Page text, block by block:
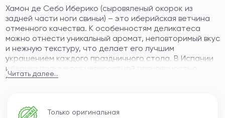
Хамон де Себо Иберико (сыровяленый окорок из
задней части ноги свиньи) – это иберийская ветчина
отменного качества. К особенностям деликатеса
можно отнести уникальный аромат, неповторимый вкус
и нежную текстуру, что делает его лучшим
украшением каждого праздничного стола. В Испании
иберика пользуется невероятной популярностью,
потому что это ореховое послевкусие забыть
ПРОФИЛЬ ВКУСА
Читать далее...
Только оригинальная